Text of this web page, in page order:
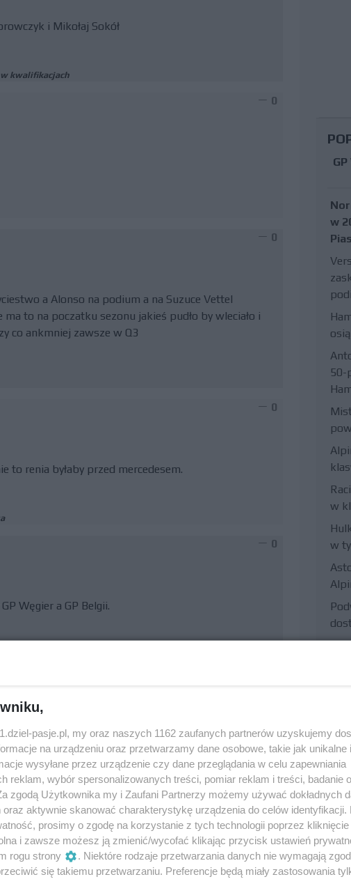
i Mikołaj Sokół
kwalifikacjach
0
0
a Alonso na podium a na Suzuce Vettel
to na poczatku sezonu jakieś pudło by wleciało i
co ankmniej zawsze w Q3
0
to renia byłaby przed mercedesem.
0
Węgier a GP Belgii.
padać. Módlcie się o deszcz.
0
w
50-
w
w
pasje.pl, my oraz naszych 1162 zaufanych partnerów uzyskujemy
na urządzeniu oraz przetwarzamy dane osobowe, takie jak unikalne
wysyłane przez urządzenie czy dane przeglądania w celu zapewniania
reklam, wybór spersonalizowanych treści, pomiar reklam i treści, badanie
zgodą Użytkownika my i Zaufani Partnerzy możemy używać dokładnych
aktywnie skanować charakterystykę urządzenia do celów identyfikacji.
prosimy o zgodę na korzystanie z tych technologii poprzez kliknięcie
i zawsze możesz ją zmienić/wycofać klikając przycisk ustawień
rogu strony
. Niektóre rodzaje przetwarzania danych nie wymagają
się takiemu przetwarzaniu. Preferencje będą miały zastosowania